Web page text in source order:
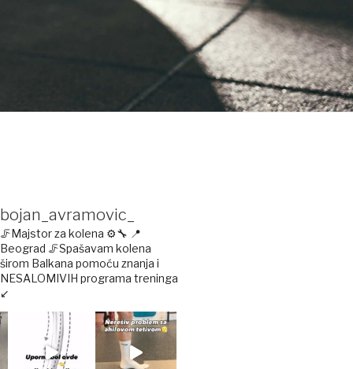
bojan_avramovic_
🦵Majstor za kolena ⚙️🔧 📍
Beograd 🦵Spašavam kolena
širom Balkana pomoću znanja i
NESALOMIVIH programa treninga
↙️